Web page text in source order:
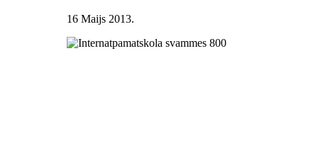
16 Maijs 2013.